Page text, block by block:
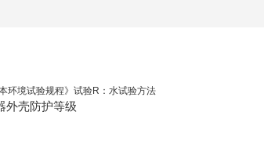
环境试验规程》试验R：水试验方法
外壳防护等级